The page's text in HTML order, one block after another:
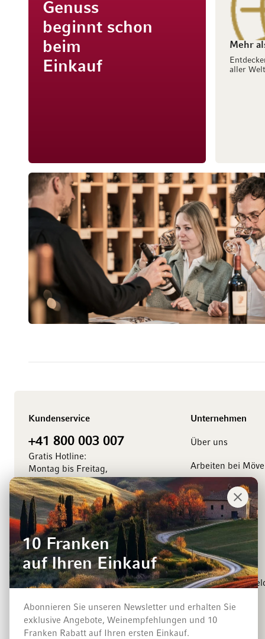
Genuss
beginnt schon
beim
Einkauf
Mehr
aller
Kundenservice
+41 800 003 007
Gratis Hotline:
Montag bis Freitag,
8.00 bis 18.00 Uhr
Kontaktieren Sie uns
Unternehmen
Über uns
Arbeiten bei
Management
Medienkontakt
Events
Winzer
Newsletter-
Zahlungsarten
10 Franken
auf Ihren Einkauf
Abonnieren Sie unseren Newsletter und erhalten Sie
exklusive Angebote, Weinempfehlungen und 10
Franken Rabatt auf Ihren ersten Einkauf.